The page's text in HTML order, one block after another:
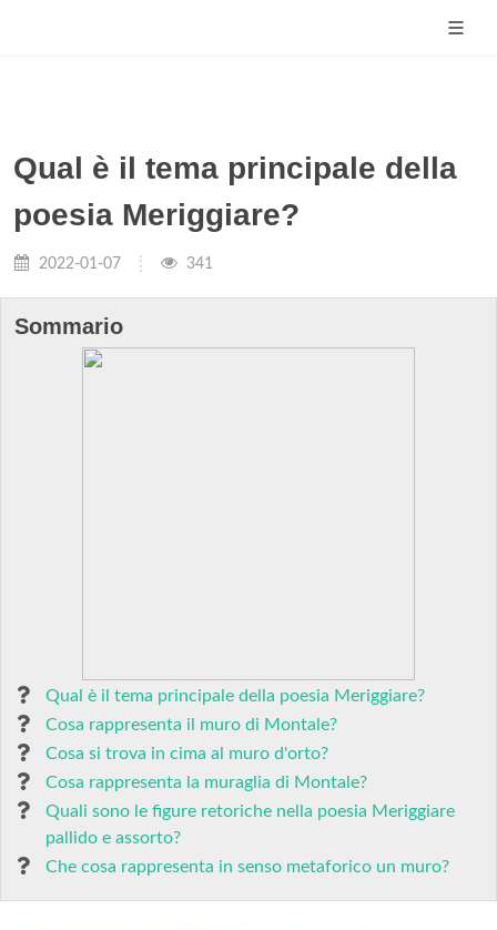
Qual è il tema principale della
poesia Meriggiare?
2022-01-07 341
Sommario
Qual è il tema principale della poesia Meriggiare?
Cosa rappresenta il muro di Montale?
Cosa si trova in cima al muro d'orto?
Cosa rappresenta la muraglia di Montale?
Quali sono le figure retoriche nella poesia Meriggiare
pallido e assorto?
Che cosa rappresenta in senso metaforico un muro?